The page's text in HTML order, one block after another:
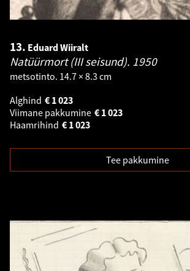
13. Eduard Wiiralt
Natüürmort (III seisund). 1950
metsotinto. 14.7 × 8.3 cm
Alghind
1 023
€
Viimane pakkumine
1 023
€
Haamrihind
1 023
€
Tee pakkumine